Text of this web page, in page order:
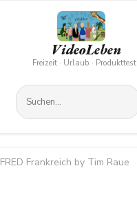
VideoLeben
Freizeit · Urlaub ·
FRED Frankreich by Tim Raue